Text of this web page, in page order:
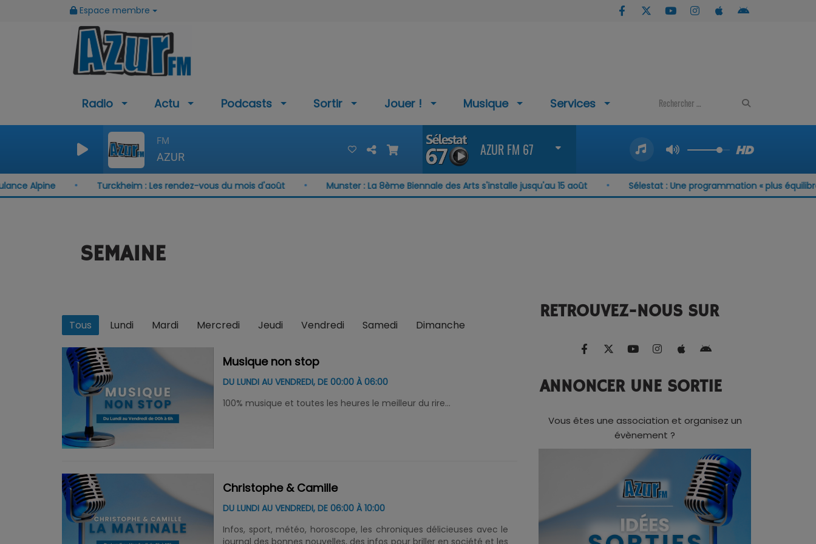
Espace membre
Radio Actu Podcasts Sortir Jouer ! Musique Services
FM
AZUR AZUR FM 67
Turckheim : Les rendez-vous du mois d'août Munster : La 8ème Biennale des Arts s'installe jusqu'au 15 août Sélestat : Une programmation « plus équilibrée
SEMAINE
Tous Lundi Mardi Mercredi Jeudi Vendredi Samedi Dimanche
Musique non stop
DU LUNDI AU VENDREDI, DE 00:00 À 06:00
100% musique et toutes les heures le meilleur du rire...
Christophe & Camille
DU LUNDI AU VENDREDI, DE 06:00 À 10:00
Infos, sport, météo, horoscope, les chroniques délicieuses avec le
journal des bonnes nouvelles, des infos pour briller en société et les
RETROUVEZ-NOUS SUR
ANNONCER UNE SORTIE
Vous êtes une association et organisez un
évènement ?